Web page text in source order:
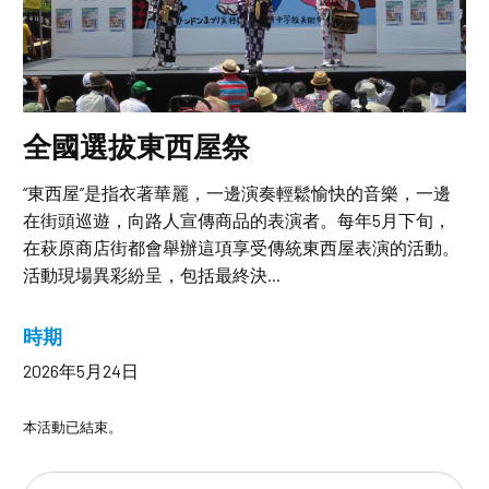
全國選拔東西屋祭
“東西屋”是指衣著華麗，一邊演奏輕鬆愉快的音樂，一邊
在街頭巡遊，向路人宣傳商品的表演者。每年5月下旬，
在萩原商店街都會舉辦這項享受傳統東西屋表演的活動。
活動現場異彩紛呈，包括最終決...
時期
2026年5月24日
本活動已結束。